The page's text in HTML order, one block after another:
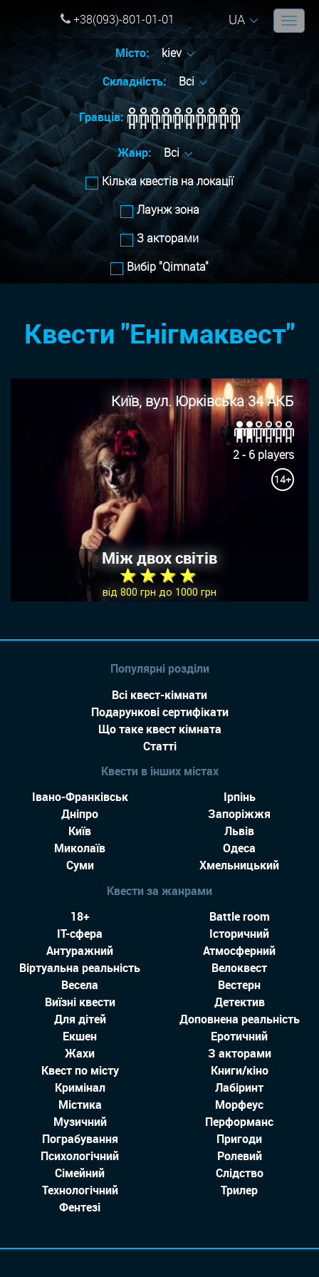
+38(093)-801-01-01 UA
Місто:
kiev
Складність:
Всі
Гравців:
Жанр:
Всі
Кілька квестів на локації
Лаунж зона
З акторами
Вибір "Qimnata"
Квести "Енігмаквест"
Київ, вул. Юрківська 34 АКБ
2 - 6 players
14+
Між двох світів
★ ★ ★ ★
від 800 грн до 1000 грн
Популярні розділи
Всі квест-кімнати
Подарункові сертифікати
Що таке квест кімната
Статті
Квести в інших містах
Івано-Франківськ
Ірпінь
Дніпро
Запоріжжя
Київ
Львів
Миколаїв
Одеса
Суми
Хмельницький
Квести за жанрами
18+
Battle room
IT-сфера
Історичний
Антуражний
Атмосферний
Віртуальна реальність
Велоквест
Весела
Вестерн
Виїзні квести
Детектив
Для дітей
Доповнена реальність
Екшен
Еротичний
Жахи
З акторами
Квест по місту
Книги/кіно
Кримінал
Лабіринт
Містика
Морфеус
Музичний
Перформанс
Пограбування
Пригоди
Психологічний
Ролевий
Сімейний
Слідство
Технологiчний
Трилер
Фентезі